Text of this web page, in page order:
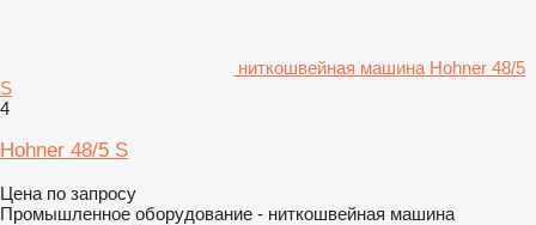
ниткошвейная машина Hohner 48/5
S
4
Hohner 48/5 S
Цена по запросу
Промышленное оборудование - ниткошвейная машина